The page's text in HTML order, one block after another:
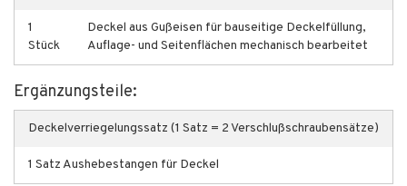
1
Stück
Deckel aus Gußeisen für bauseitige Deckelfüllung,
Auflage- und Seitenflächen mechanisch bearbeitet
Ergänzungsteile:
Deckelverriegelungssatz (1 Satz = 2 Verschlußschraubensätze)
1 Satz Aushebestangen für Deckel